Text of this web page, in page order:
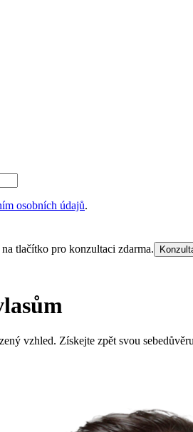
osobních údajů.
tlačítko pro konzultaci zdarma.
vzhled. Získejte zpět svou